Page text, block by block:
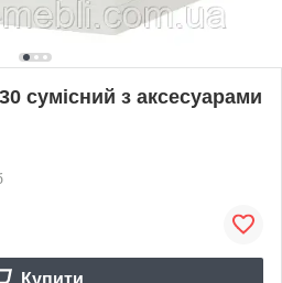
сумісний з аксесуарами
Купити